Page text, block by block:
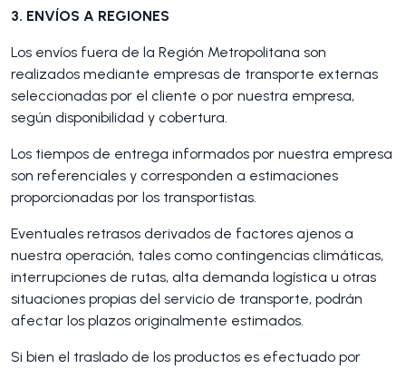
3. ENVÍOS A REGIONES
Los envíos fuera de la Región Metropolitana son
realizados mediante empresas de transporte externas
seleccionadas por el cliente o por nuestra empresa,
según disponibilidad y cobertura.
Los tiempos de entrega informados por nuestra empresa
son referenciales y corresponden a estimaciones
proporcionadas por los transportistas.
Eventuales retrasos derivados de factores ajenos a
nuestra operación, tales como contingencias climáticas,
interrupciones de rutas, alta demanda logística u otras
situaciones propias del servicio de transporte, podrán
afectar los plazos originalmente estimados.
Si bien el traslado de los productos es efectuado por